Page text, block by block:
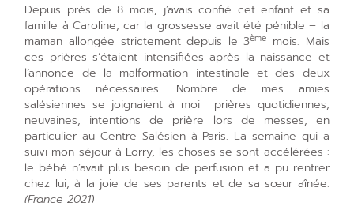
Depuis près de 8 mois, j’avais confié cet enfant et sa
famille à Caroline, car la grossesse avait été pénible – la
maman allongée strictement depuis le 3ème mois. Mais
ces prières s’étaient intensifiées après la naissance et
l’annonce de la malformation intestinale et des deux
opérations nécessaires. Nombre de mes amies
salésiennes se joignaient à moi : prières quotidiennes,
neuvaines, intentions de prière lors de messes, en
particulier au Centre Salésien à Paris. La semaine qui a
suivi mon séjour à Lorry, les choses se sont accélérées :
le bébé n’avait plus besoin de perfusion et a pu rentrer
chez lui, à la joie de ses parents et de sa sœur aînée.
(France 2021)